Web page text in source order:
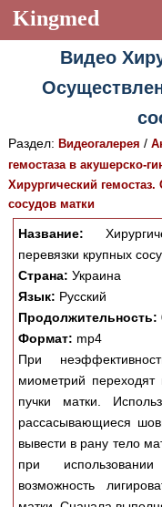
Kingmed
Учебный материал
Видеогалерея 899
Истории болезней
Лекции и презентации
Аккредитационные
Методические
Научно-популярное
Статьи
Новости (244)
Нормативы
Нормы
Восстановить пароль
Регистрация
Видео
Раздел: Видеогалерея /
гемостаза в акушерско-
Хирургический
сосудов матки
Название:
перевязки крупных
Страна: Украина
Язык: Русский
Продолжительность:
Формат: mp4
При
миометрий переходят
пучки матки.
рассасывающиеся
вывести в рану тело
при
возможность